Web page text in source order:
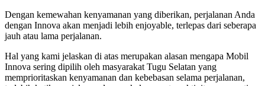
Dengan kemewahan kenyamanan yang diberikan, perjalanan Anda
dengan Innova akan menjadi lebih enjoyable, terlepas dari seberapa
jauh atau lama perjalanan.
Hal yang kami jelaskan di atas merupakan alasan mengapa Mobil
Innova sering dipilih oleh masyarakat Tugu Selatan yang
memprioritaskan kenyamanan dan kebebasan selama perjalanan,